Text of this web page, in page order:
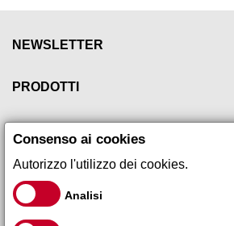
NEWSLETTER
PRODOTTI
IL TUO ACCOUNT
Consenso ai cookies
Autorizzo l'utilizzo dei cookies.
Analisi